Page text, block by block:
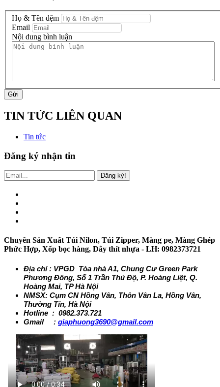
Họ & Tên đệm
Email
Nội dung bình luận
Gửi
TIN TỨC LIÊN QUAN
Tin tức
Đăng ký nhận tin
Đăng ký!
Chuyên Sản Xuất Túi Nilon, Túi Zipper, Màng pe, Màng Ghép
Phức Hợp, Xốp bọc hàng, Dây thít nhựa - LH: 0982373721
Địa chỉ : VPGD Tòa nhà A1, Chung Cư Green Park
Phương Đông, Số 1 Trần Thủ Độ, P. Hoàng Liệt, Q.
Hoàng Mai, TP Hà Nội
NMSX: Cụm CN Hồng Vân, Thôn Vân La, Hồng Vân,
Thường Tín, Hà Nội
Hotline : 0982.373.721
Gmail : giaphuong3690@gmail.com